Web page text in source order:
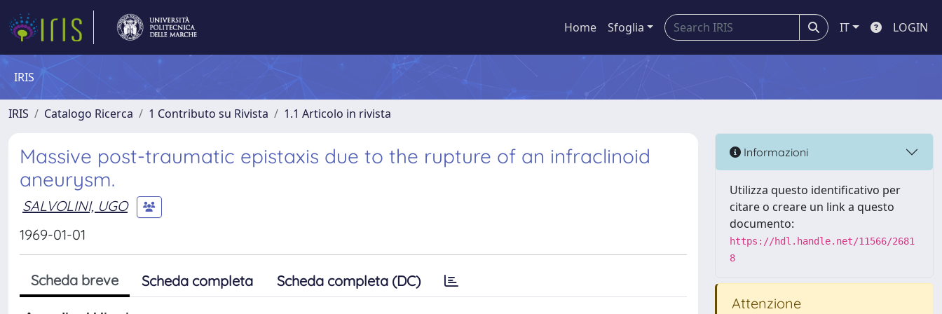
Home Sfoglia IT LOGIN
IRIS
IRIS Catalogo Ricerca 1 Contributo su Rivista 1.1 Articolo in rivista
Massive post-traumatic epistaxis due to the rupture of an infraclinoid
aneurysm.
SALVOLINI, UGO
1969-01-01
Scheda breve Scheda completa Scheda completa (DC)
Informazioni
Utilizza questo identificativo per
citare o creare un link a questo
documento:
https://hdl.handle.net/11566/2681
8
Attenzione